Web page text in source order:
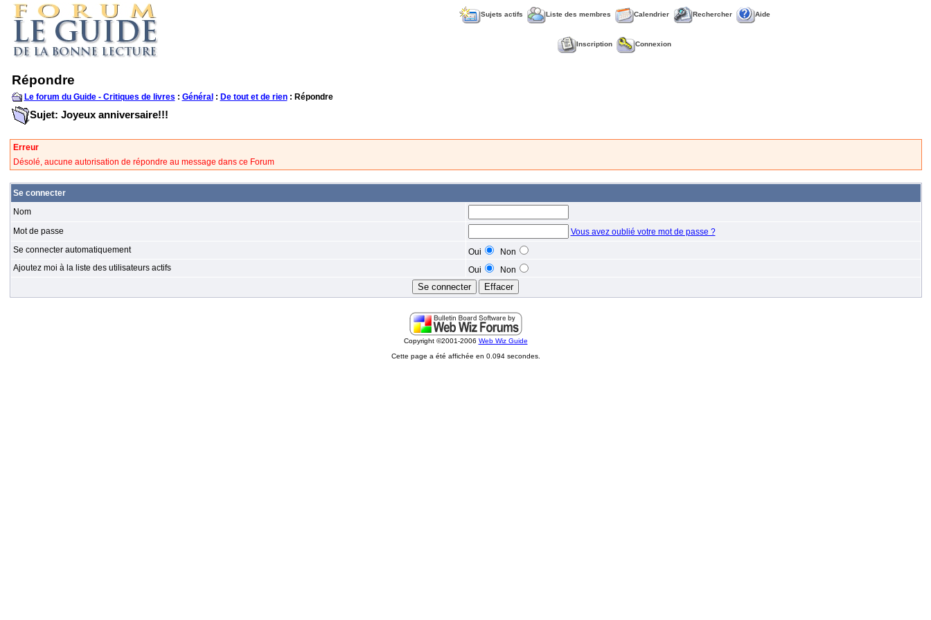
Sujets actifs Liste des membres Calendrier Rechercher Aide
Inscription Connexion
Répondre
Le forum du Guide - Critiques de livres : Général : De tout et de rien: Répondre
Sujet: Joyeux anniversaire!!!
Erreur
Désolé, aucune autorisation de répondre au message dans ce Forum
Se connecter
Nom
Mot de passe
Vous avez oublié votre mot de passe ?
Se connecter automatiquement
Oui
Non
Ajoutez moi à la liste des utilisateurs actifs
Oui Non
Copyright ©2001-2006 Web Wiz Guide
Cette page a été affichée en 0.094 secondes.